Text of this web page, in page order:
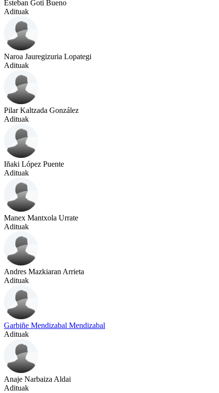
Esteban Goti Bueno
Adituak
Naroa Jauregizuria Lopategi
Adituak
Pilar Kaltzada González
Adituak
Iñaki López Puente
Adituak
Manex Mantxola Urrate
Adituak
Andres Mazkiaran Arrieta
Adituak
Garbiñe Mendizabal Mendizabal
Adituak
Anaje Narbaiza Aldai
Adituak